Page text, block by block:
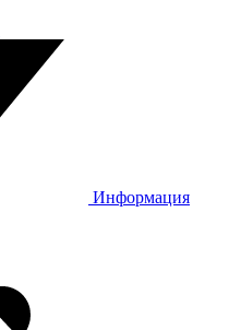
Информация